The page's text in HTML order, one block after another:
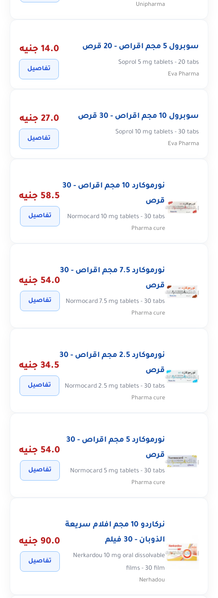
Unipharma
سوبرول 5 مجم اقراص - 20 قرص
Soprol 5 mg tablets - 20 tabs
Eva Pharma
14.0 جنيه
تفاصيل
سوبرول 10 مجم اقراص - 30 قرص
Soprol 10 mg tablets - 30 tabs
Eva Pharma
27.0 جنيه
تفاصيل
نورموكارد 10 مجم اقراص - 30
قرص
Normocard 10 mg tablets - 30 tabs
Pharma cure
58.5 جنيه
تفاصيل
نورموكارد 7.5 مجم اقراص - 30
قرص
Normocard 7.5 mg tablets - 30 tabs
Pharma cure
54.0 جنيه
تفاصيل
نورموكارد 2.5 مجم اقراص - 30
قرص
Normocard 2.5 mg tablets - 30 tabs
Pharma cure
34.5 جنيه
تفاصيل
نورموكارد 5 مجم اقراص - 30
قرص
Normocard 5 mg tablets - 30 tabs
Pharma cure
54.0 جنيه
تفاصيل
نركاردو 10 مجم افلام سريعة
الذوبان - 30 فيلم
Nerkardou 10 mg oral dissolvable
films - 30 film
Nerhadou
90.0 جنيه
تفاصيل